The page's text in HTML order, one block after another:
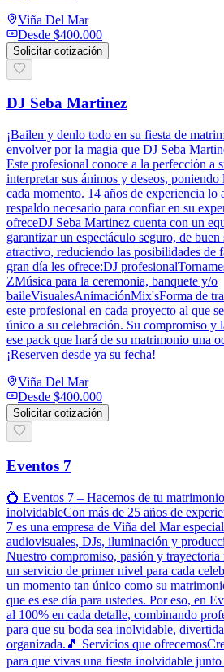
Viña Del Mar
Desde $400.000
Solicitar cotización
DJ Seba Martinez
¡Bailen y denlo todo en su fiesta de
envolver por la magia que DJ Seba
Este profesional conoce a la perfección a
interpretar sus ánimos y deseos, poniendo
cada momento. 14 años de experiencia lo
respaldo necesario para confiar en su
ofreceDJ Seba Martinez cuenta con un
garantizar un espectáculo seguro, de
atractivo, reduciendo las posibilidades de
gran día les ofrece:DJ
ZMúsica para la ceremonia, banquete y/o
baileVisualesAnimaciónMix'sForma de
este profesional en cada proyecto al que
único a su celebración. Su compromiso y
ese pack que hará de su matrimonio una
¡Reserven desde ya su fecha!
Viña Del Mar
Desde $400.000
Solicitar cotización
Eventos 7
💍 Eventos 7 – Hacemos de tu
inolvidableCon más de 25 años de
7 es una empresa de Viña del Mar
audiovisuales, DJs, iluminación y
Nuestro compromiso, pasión y trayectoria
un servicio de primer nivel para cada
un momento tan único como su
que es ese día para ustedes. Por eso, en
al 100% en cada detalle, combinando
para que su boda sea inolvidable,
organizada.🎵 Servicios que
para que vivas una fiesta inolvidable